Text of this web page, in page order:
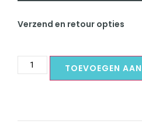
Verzend en retour opties
TOEVOEGEN